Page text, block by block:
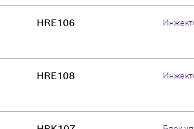
HRE106
HRE108